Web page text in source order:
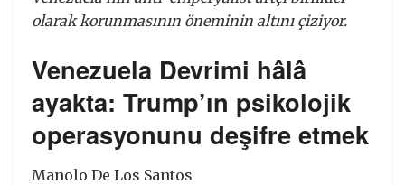
olarak korunmasının öneminin altını çiziyor.
Venezuela Devrimi hâlâ
ayakta: Trump’ın psikolojik
operasyonunu deşifre etmek
Manolo De Los Santos